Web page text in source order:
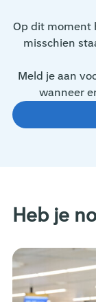
Op dit moment
misschien
Meld je aan
wanneer
Heb je